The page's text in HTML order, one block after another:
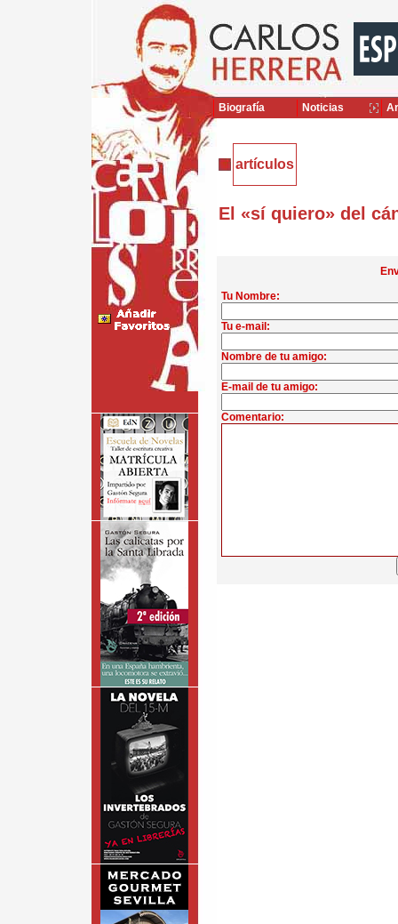
artículos
El «sí quiero» del
Tu Nombre:
Tu e-mail:
Nombre de tu amigo:
E-mail de tu amigo:
Comentario:
Biografía Noticias